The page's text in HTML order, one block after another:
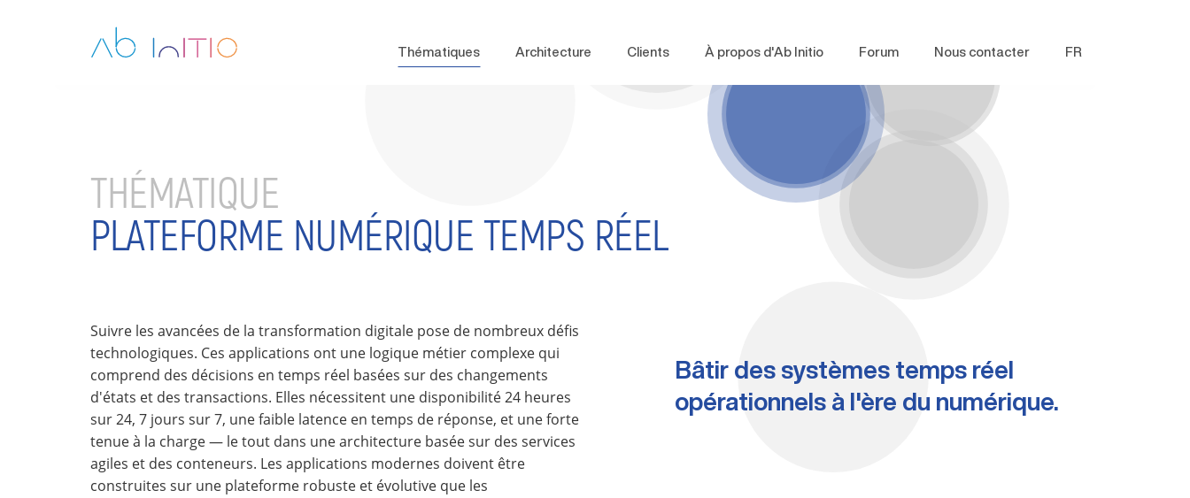
Thématiques Architecture Clients À propos d'Ab Initio Forum Nous contacter FR
THÉMATIQUE
PLATEFORME NUMÉRIQUE TEMPS RÉEL
Suivre les avancées de la transformation digitale pose de nombreux défis
technologiques. Ces applications ont une logique métier complexe qui
comprend des décisions en temps réel basées sur des changements
d'états et des transactions. Elles nécessitent une disponibilité 24 heures
sur 24, 7 jours sur 7, une faible latence en temps de réponse, et une forte
tenue à la charge — le tout dans une architecture basée sur des services
agiles et des conteneurs. Les applications modernes doivent être
construites sur une plateforme robuste et évolutive que les
Bâtir des systèmes temps réel
opérationnels à l'ère du numérique.